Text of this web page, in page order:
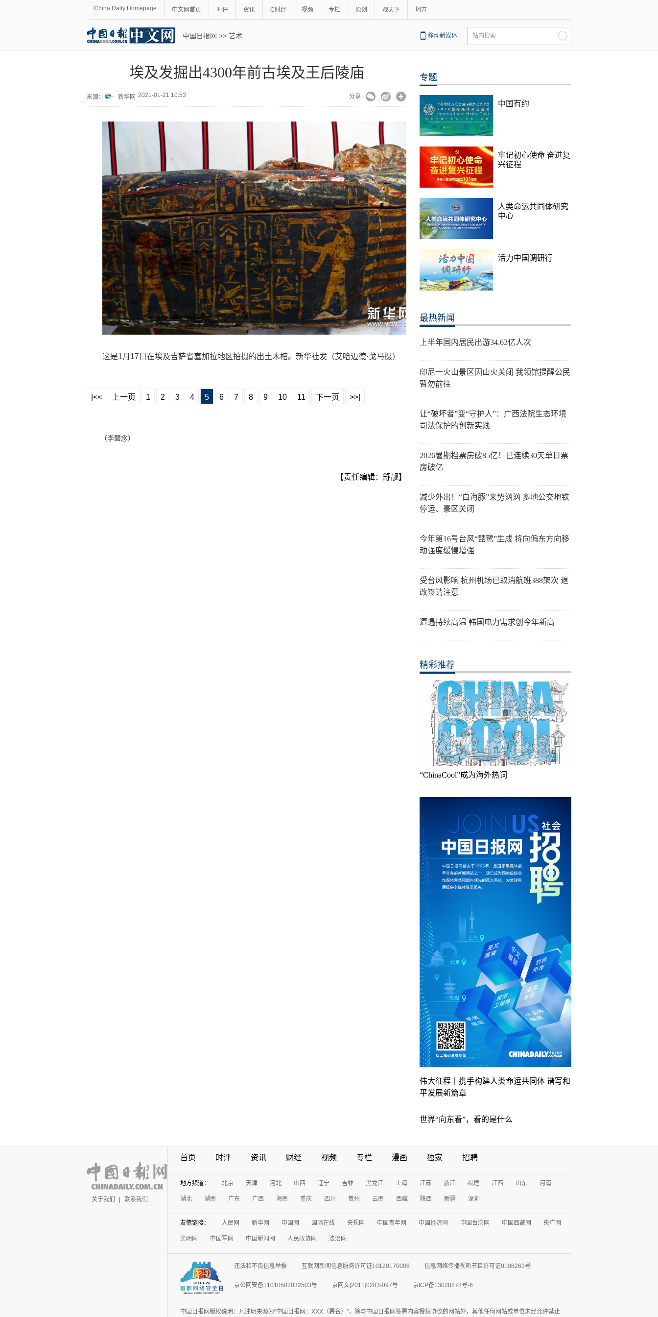
China Daily Homepage 中文网首页 时评 资讯 C财经 视频 专栏 原创 观天下 地方
中国日报网 >> 艺术 移动新媒体 站内搜索
埃及发掘出4300年前古埃及王后陵庙
来源： 新华网 2021-01-21 10:53 分享
这是1月17日在埃及吉萨省塞加拉地区拍摄的出土木棺。新华社发（艾哈迈德·戈马摄）
|<< 上一页 1 2 3 4 5 6 7 8 9 10 11 下一页 >>|
（李碧念）
【责任编辑：舒靓】
专题
中国有约
牢记初心使命 奋进复
兴征程
人类命运共同体研究
中心
活力中国调研行
最热新闻
上半年国内居民出游34.63亿人次
印尼一火山景区因山火关闭 我领馆提醒公民
暂勿前往
让“破坏者”变“守护人”：广西法院生态环境
司法保护的创新实践
2026暑期档票房破85亿！已连续30天单日票
房破亿
减少外出！“白海豚”来势汹汹 多地公交地铁
停运、景区关闭
今年第16号台风“琵鹭”生成 将向偏东方向移
动强度缓慢增强
受台风影响 杭州机场已取消航班388架次 退
改签请注意
遭遇持续高温 韩国电力需求创今年新高
精彩推荐
“ChinaCool”成为海外热词
伟大征程丨携手构建人类命运共同体 谱写和
平发展新篇章
世界“向东看”，看的是什么
关于我们 联系我们
首页 时评 资讯 财经 视频 专栏 漫画 独家 招聘
地方频道： 北京 天津 河北 山西 辽宁 吉林 黑龙江 上海 江苏 浙江 福建 江西 山东 河南
湖北 湖南 广东 广西 海南 重庆 四川 贵州 云南 西藏 陕西 新疆 深圳
友情链接： 人民网 新华网 中国网 国际在线 央视网 中国青年网 中国经济网 中国台湾网 中国西藏网 央广网
光明网 中国军网 中国新闻网 人民政协网 法治网
违法和不良信息举报 互联网新闻信息服务许可证10120170006 信息网络传播视听节目许可证0108263号
京公网安备11010502032503号 京网文[2011]0283-097号 京ICP备13028878号-6
中国日报网版权说明：凡注明来源为“中国日报网：XXX（署名）”，除与中国日报网签署内容授权协议的网站外，其他任何网站或单位未经允许禁止